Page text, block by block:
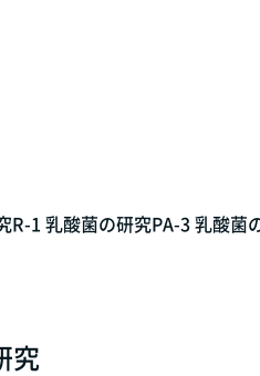
R-1 乳酸菌の研究PA-3 乳酸菌
究